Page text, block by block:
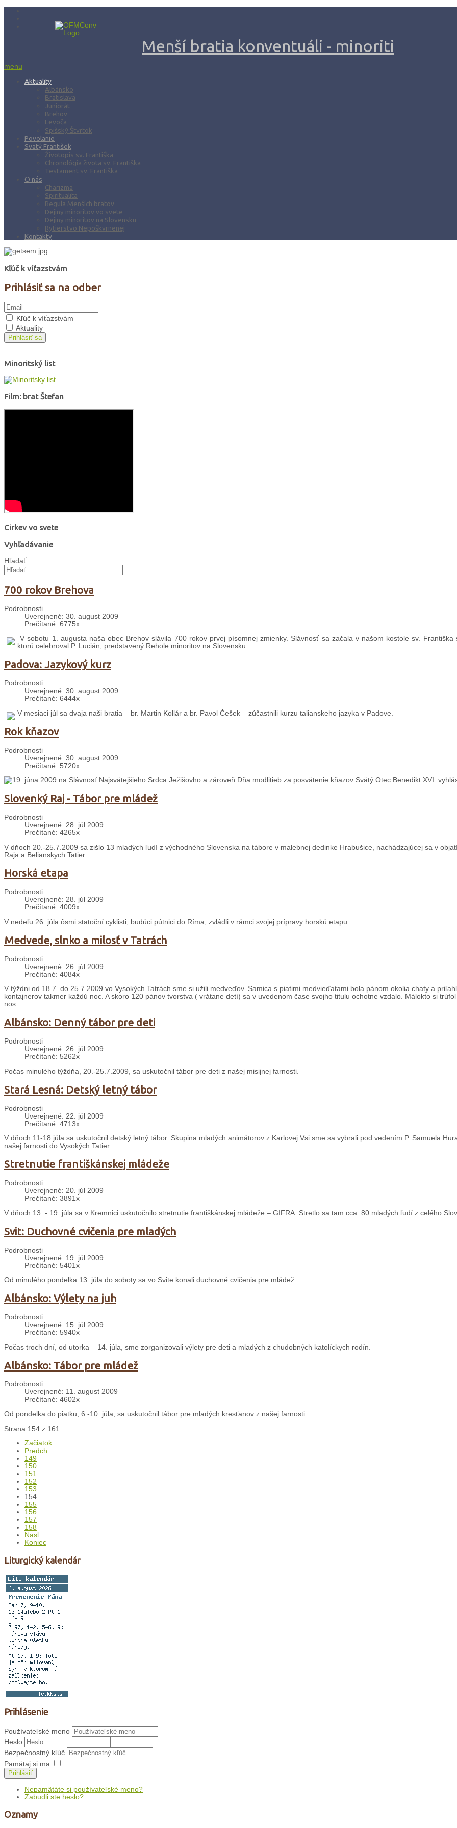
Menší bratia konventuáli - minoriti
menu
Aktuality
Albánsko
Bratislava
Juniorát
Brehov
Levoča
Spišský Štvrtok
Povolanie
Svätý František
Životopis sv. Františka
Chronológia života sv. Františka
Testament sv. Františka
O nás
Charizma
Spiritualita
Regula Menších bratov
Dejiny minoritov vo svete
Dejiny minoritov na Slovensku
Rytierstvo Nepoškvrnenej
Kontakty
Kľúč k víťazstvám
Prihlásiť sa na odber
Kľúč k víťazstvám
Aktuality
Prihlásiť sa
Minoritský list
Film: brat Štefan
Cirkev vo svete
Vyhľadávanie
Hľadať...
700 rokov Brehova
Podrobnosti
Uverejnené: 30. august 2009
Prečítané: 6775x
V sobotu 1. augusta naša obec Brehov slávila 700 rokov prvej písomnej zmienky. Slávnosť sa začala v našom kostole sv. Františka
ktorú celebroval P. Lucián, predstavený Rehole minoritov na Slovensku.
Padova: Jazykový kurz
Podrobnosti
Uverejnené: 30. august 2009
Prečítané: 6444x
V mesiaci júl sa dvaja naši bratia – br. Martin Kollár a br. Pavol Češek – zúčastnili kurzu talianskeho jazyka v Padove.
Rok kňazov
Podrobnosti
Uverejnené: 30. august 2009
Prečítané: 5720x
19. júna 2009 na Slávnosť Najsvätejšieho Srdca Ježišovho a zároveň Dňa modlitieb za posvätenie kňazov Svätý Otec Benedikt XVI.
Slovenký Raj - Tábor pre mládež
Podrobnosti
Uverejnené: 28. júl 2009
Prečítané: 4265x
V dňoch 20.-25.7.2009 sa zišlo 13 mladých ľudí z východného Slovenska na tábore v malebnej dedinke Hrabušice, nachádzajúcej sa v
Raja a Belianskych Tatier.
Horská etapa
Podrobnosti
Uverejnené: 28. júl 2009
Prečítané: 4009x
V nedeľu 26. júla ôsmi statoční cyklisti, budúci pútnici do Ríma, zvládli v rámci svojej prípravy horskú etapu.
Medvede, slnko a milosť v Tatrách
Podrobnosti
Uverejnené: 26. júl 2009
Prečítané: 4084x
V týždni od 18.7. do 25.7.2009 vo Vysokých Tatrách sme si užili medveďov. Samica s piatimi medvieďatami bola pánom okolia chaty a
kontajnerov takmer každú noc. A skoro 120 pánov tvorstva ( vrátane detí) sa v uvedenom čase svojho titulu ochotne vzdalo. Málokto si
nos.
Albánsko: Denný tábor pre deti
Podrobnosti
Uverejnené: 26. júl 2009
Prečítané: 5262x
Počas minulého týždňa, 20.-25.7.2009, sa uskutočnil tábor pre deti z našej misijnej farnosti.
Stará Lesná: Detský letný tábor
Podrobnosti
Uverejnené: 22. júl 2009
Prečítané: 4713x
V dňoch 11-18.júla sa uskutočnil detský letný tábor. Skupina mladých animátorov z Karlovej Vsi sme sa vybrali pod vedením P. Samuela
našej farnosti do Vysokých Tatier.
Stretnutie františkánskej mládeže
Podrobnosti
Uverejnené: 20. júl 2009
Prečítané: 3891x
V dňoch 13. - 19. júla sa v Kremnici uskutočnilo stretnutie františkánskej mládeže – GIFRA. Stretlo sa tam cca. 80 mladých ľudí z celého
Svit: Duchovné cvičenia pre mladých
Podrobnosti
Uverejnené: 19. júl 2009
Prečítané: 5401x
Od minulého pondelka 13. júla do soboty sa vo Svite konali duchovné cvičenia pre mládež.
Albánsko: Výlety na juh
Podrobnosti
Uverejnené: 15. júl 2009
Prečítané: 5940x
Počas troch dní, od utorka – 14. júla, sme zorganizovali výlety pre deti a mladých z chudobných katolíckych rodín.
Albánsko: Tábor pre mládež
Podrobnosti
Uverejnené: 11. august 2009
Prečítané: 4602x
Od pondelka do piatku, 6.-10. júla, sa uskutočnil tábor pre mladých kresťanov z našej farnosti.
Strana 154 z 161
Začiatok
Predch.
149
150
151
152
153
154
155
156
157
158
Nasl.
Koniec
Liturgický kalendár
Prihlásenie
Používateľské meno
Heslo
Bezpečnostný kľúč
Pamätaj si ma
Prihlásiť
Nepamätáte si používateľské meno?
Zabudli ste heslo?
Oznamy